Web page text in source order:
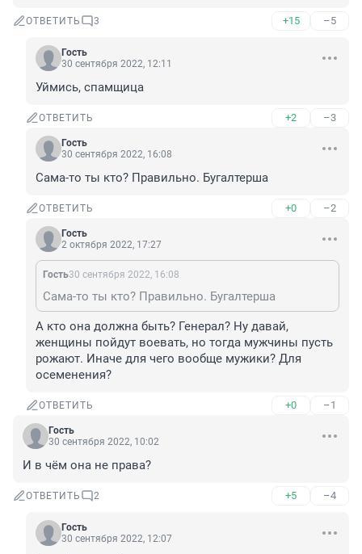
ОТВЕТИТЬ 3 +15 –5
Гость
30 сентября 2022, 12:11
Уймись, спамщица
ОТВЕТИТЬ +2 –3
Гость
30 сентября 2022, 16:08
Сама-то ты кто? Правильно. Бугалтерша
ОТВЕТИТЬ +0 –2
Гость
2 октября 2022, 17:27
Гость30 сентября 2022, 16:08
Сама-то ты кто? Правильно. Бугалтерша
А кто она должна быть? Генерал? Ну давай,
женщины пойдут воевать, но тогда мужчины пусть
рожают. Иначе для чего вообще мужики? Для
осеменения?
ОТВЕТИТЬ +0 –1
Гость
30 сентября 2022, 10:02
И в чём она не права?
ОТВЕТИТЬ 2 +5 –4
Гость
30 сентября 2022, 12:07